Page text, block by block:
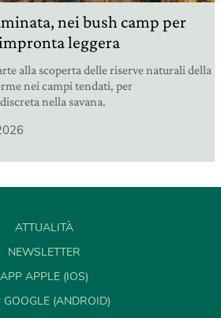
nei bush camp per
leggera
alla scoperta delle riserve naturali della
nei campi tendati, per
nella savana.
ATTUALITÀ
NEWSLETTER
APP APPLE (IOS)
GOOGLE (ANDROID)